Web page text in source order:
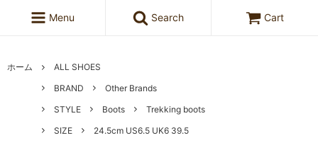
Menu Search Cart
ホーム
ALL SHOES
BRAND
Other Brands
STYLE
Boots
Trekking boots
SIZE
24.5cm US6.5 UK6 39.5